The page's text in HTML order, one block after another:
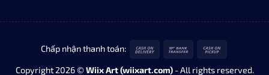
Chấp nhận thanh toán:
Cash
Bank
Copyright 2026 ©Wiix Art (wiixart.com)- All rights reserved.